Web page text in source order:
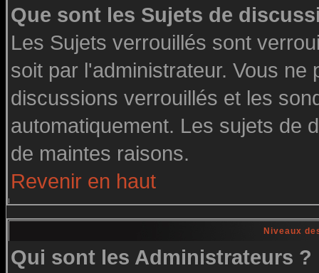
Que sont les Sujets de
Les Sujets verrouillés sont
soit par l'administrateur. Vous
discussions verrouillés et les
automatiquement. Les sujets de
de maintes raisons.
Revenir en haut
Niveaux
Qui sont les Administrateurs ?